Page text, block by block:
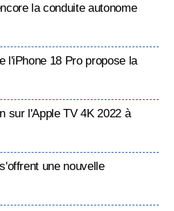
la conduite autonome
l'iPhone 18 Pro propose la
sur l'Apple TV 4K 2022 à
une nouvelle